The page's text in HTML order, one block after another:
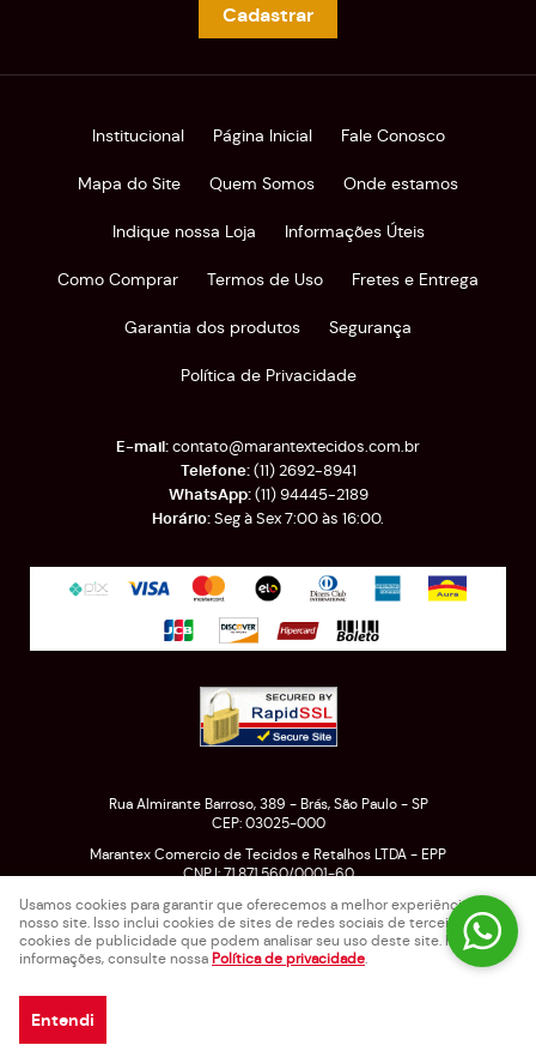
Cadastrar
Institucional Página Inicial Fale Conosco
Mapa do Site Quem Somos Onde estamos
Indique nossa Loja Informações Úteis
Como Comprar Termos de Uso Fretes e Entrega
Garantia dos produtos Segurança
Política de Privacidade
(11)2692-8941
(11)94445-2189
Seg à Sex 7:00 às 16:00.
contato@marantextecidos.com.br
Rua Almirante Barroso, 389 - Brás, São Paulo- SP
CEP: 03025-000
Marantex Comercio de Tecidos e Retalhos LTDA - EPP
CNPJ: 71.871.560/0001-60
LOJA VIRTUAL CRIADA POR
Usamos cookies para garantir que oferecemos a melhor experiência em
nosso site. Isso inclui cookies de sites de redes sociais de terceiros e
cookies de publicidade que podem analisar seu uso deste site. Para mais
informações, consulte nossa Política de privacidade.
Entendi